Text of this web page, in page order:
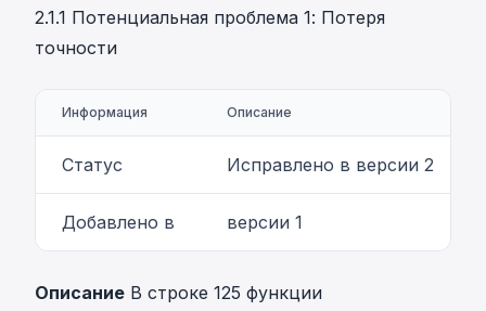
2.1.1 Потенциальная проблема 1: Потеря
точности
Информация Описание
Статус Исправлено в версии 2
Добавлено в версии 1
Описание В строке 125 функции